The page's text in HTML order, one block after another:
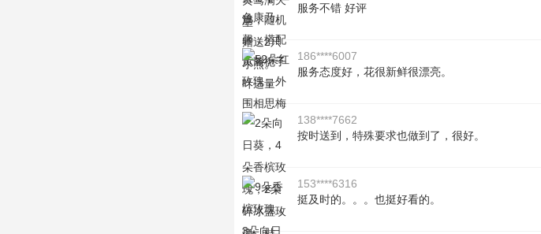
服务不错 好评
186****6007
服务态度好，花很新鲜很漂亮。
138****7662
按时送到，特殊要求也做到了，很好。
153****6316
挺及时的。。。也挺好看的。